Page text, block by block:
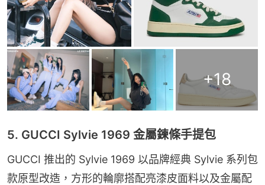
+18
5. GUCCI Sylvie 1969 金屬鍊條手提包
GUCCI 推出的 Sylvie 1969 以品牌經典 Sylvie 系列包
款原型改造，方形的輪廓搭配亮漆皮面料以及金屬配